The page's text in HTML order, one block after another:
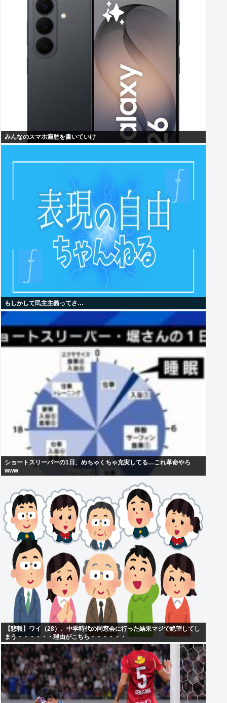
みんなのスマホ遍歴を書いていけ
もしかして民主主義ってさ…
ショートスリーパーの1日、めちゃくちゃ充実してる…これ革命やろ
www
【悲報】ワイ（28）、中学時代の同窓会に行った結果マジで絶望してし
まう・・・・・・理由がこちら・・・・・・